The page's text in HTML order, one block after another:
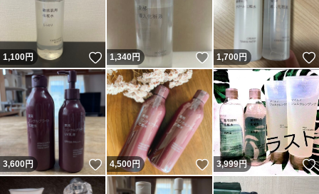
1,100円 いいね！
1,340円 いいね！
1,700円
3,600円 いいね！
4,500円 いいね！
3,999円